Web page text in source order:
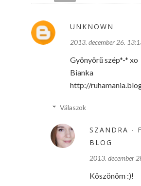
UNKNOWN
2013. december 26.
Gyönyörű szép*-* xo
Bianka
http://
Válaszok
SZANDRA -
BLOG
2013. december
Köszönöm :)!